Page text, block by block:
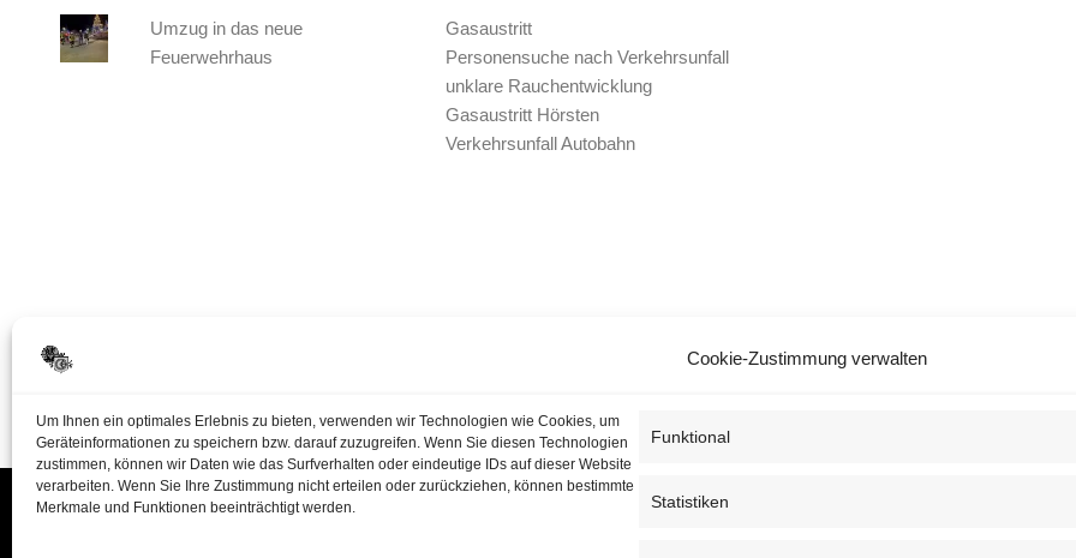
Cookie-Zustimmung verwalten
Um Ihnen ein optimales Erlebnis zu bieten, verwenden wir Technologien wie Cookies, um
Geräteinformationen zu speichern bzw. darauf zuzugreifen. Wenn Sie diesen Technologien
zustimmen, können wir Daten wie das Surfverhalten oder eindeutige IDs auf dieser Website
verarbeiten. Wenn Sie Ihre Zustimmung nicht erteilen oder zurückziehen, können bestimmte
Merkmale und Funktionen beeinträchtigt werden.
Funktional
Statistiken
Umzug in das neue
Feuerwehrhaus
Gasaustritt
Personensuche nach Verkehrsunfall
unklare Rauchentwicklung
Gasaustritt Hörsten
Verkehrsunfall Autobahn